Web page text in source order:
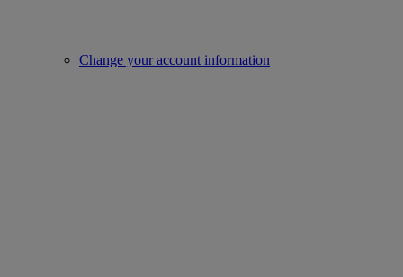
Change your account information